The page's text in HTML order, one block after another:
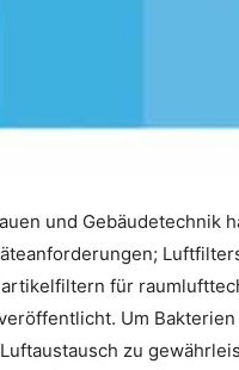
und Gebäudetechnik
für
Um
zu